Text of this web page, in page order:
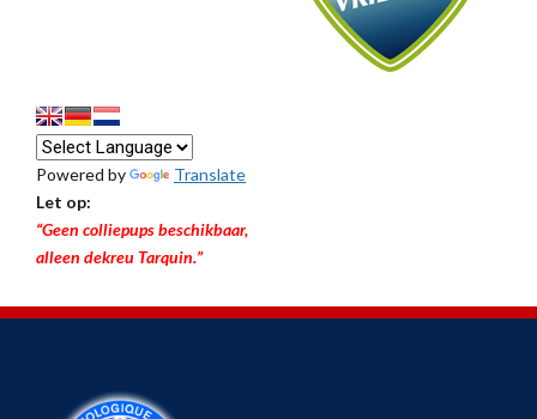
Powered by
Translate
Let op:
“Geen colliepups beschikbaar,
alleen dekreu Tarquin.”